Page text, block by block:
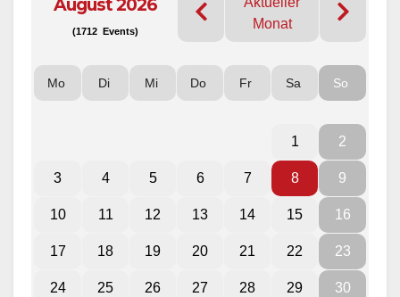
August 2026
(1712 Events)
Monat
Mo Di Mi Do Fr Sa So
1 2
3 4 5 6 7 8 9
10 11 12 13 14 15 16
17 18 19 20 21 22 23
24 25 26 27 28 29 30